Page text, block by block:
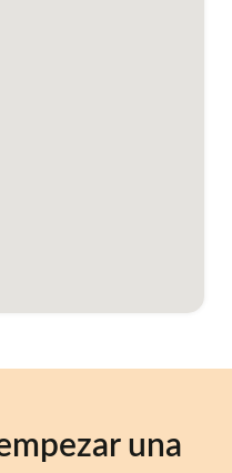
una